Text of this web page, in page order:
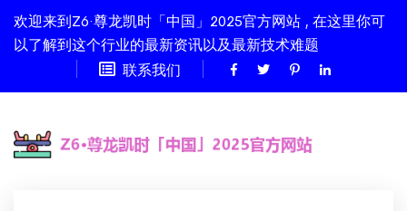
欢迎来到Z6·尊龙凯时「中国」2025官方网站 , 在这里你可
以了解到这个行业的最新资讯以及最新技术难题
联系我们